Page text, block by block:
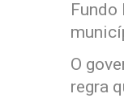
Fundo
O
regra